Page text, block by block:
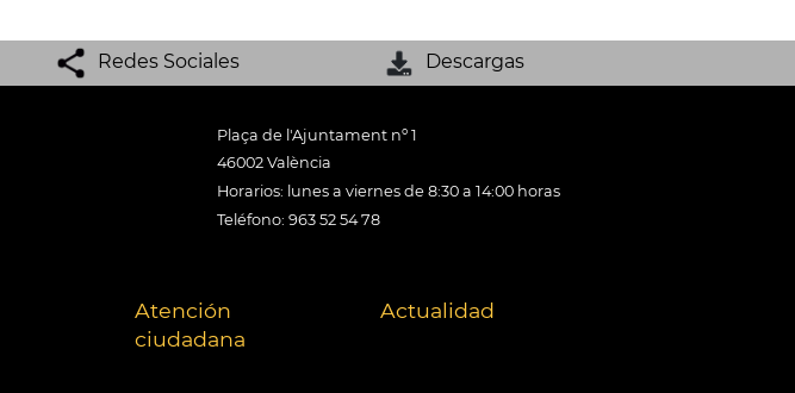
Redes Sociales Descargas
Plaça de l'Ajuntament nº 1
46002 València
Horarios: lunes a viernes de 8:30 a 14:00 horas
Teléfono: 963 52 54 78
Atención
ciudadana
Actualidad